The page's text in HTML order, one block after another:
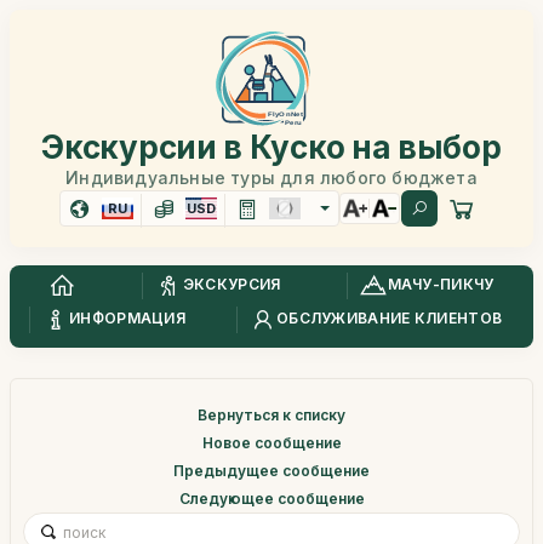
Экскурсии в Куско на выбор
Индивидуальные туры для любого бюджета
RU USD
ЭКСКУРСИЯ
МАЧУ-ПИКЧУ
ИНФОРМАЦИЯ
ОБСЛУЖИВАНИЕ КЛИЕНТОВ
Вернуться к списку
Новое сообщение
Предыдущее сообщение
Следующее сообщение